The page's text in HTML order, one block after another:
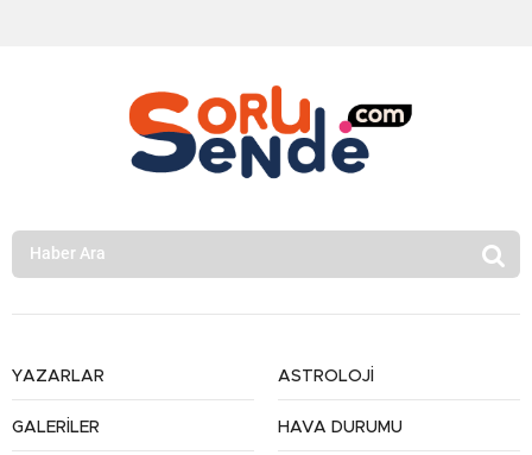
YAZARLAR
GALERİLER
ASTROLOJİ
HAVA DURUMU